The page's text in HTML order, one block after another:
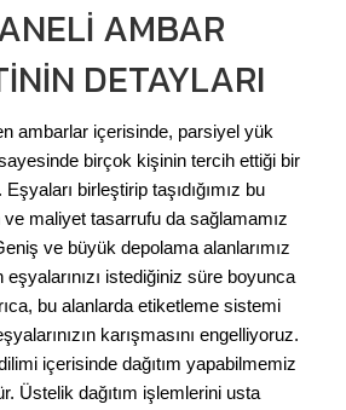
AMBAR
DETAYLARI
ambarlar içerisinde, parsiyel yük
birçok kişinin tercih ettiği bir
birleştirip taşıdığımız bu
maliyet tasarrufu da sağlamamız
ve büyük depolama alanlarımız
istediğiniz süre boyunca
bu alanlarda etiketleme sistemi
karışmasını engelliyoruz.
içerisinde dağıtım yapabilmemiz
Üstelik dağıtım işlemlerini usta